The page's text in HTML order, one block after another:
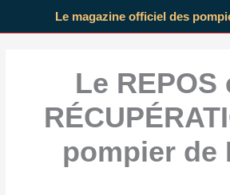
Le magazine officiel des
Le REPOS
pompier de